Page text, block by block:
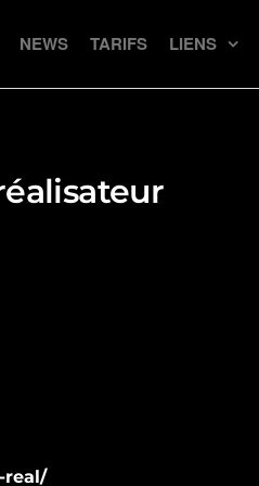
NEWS TARIFS LIENS
réalisateur
real/